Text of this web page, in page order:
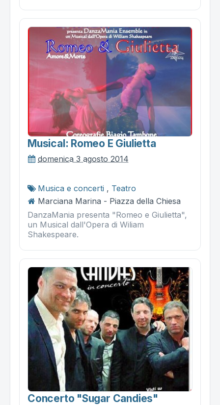
Musical: Romeo E Giulietta
domenica 3 agosto 2014
Musica e concerti , Teatro
Marciana Marina - Piazza della Chiesa
DanzaMania presenta "Romeo e Giulietta",
un Musical dall'Opera di Wiliam
Shakespeare.
Concerto "sugar Candies"